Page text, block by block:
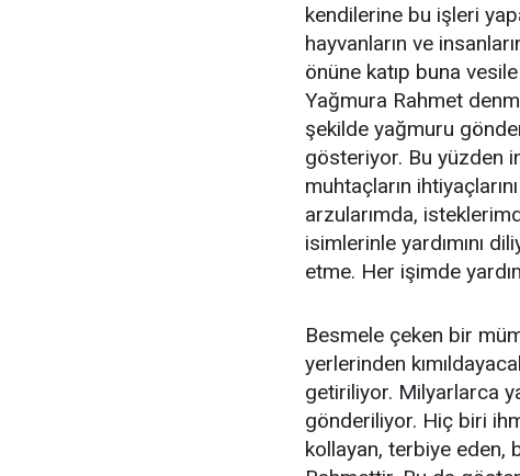
kendilerine bu işleri
hayvanların ve
önüne katıp buna
Yağmura Rahmet
şekilde yağmuru
gösteriyor. Bu yüzden
muhtaçların
arzularımda,
isimlerinle yardımını
etme. Her işimde
Besmele çeken bir
yerlerinden
getiriliyor. Milyarlarca
gönderiliyor. Hiç biri
kollayan, terbiye eden,